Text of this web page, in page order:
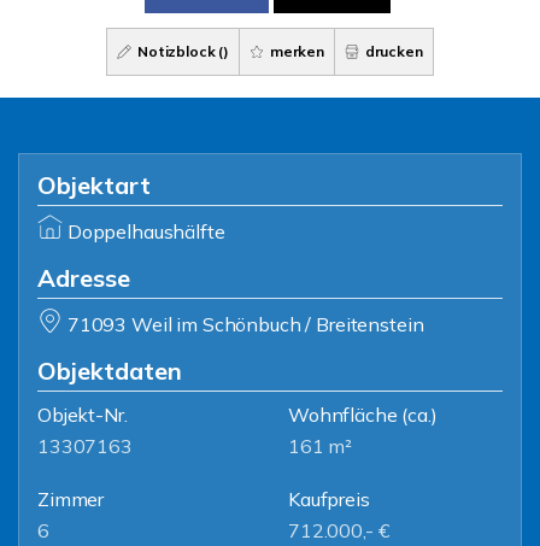
Notizblock () merken drucken
Objektart
Doppelhaushälfte
Adresse
71093 Weil im Schönbuch / Breitenstein
Objektdaten
Objekt-Nr.
13307163
Wohnfläche (ca.)
161 m²
Zimmer
6
Kaufpreis
712.000,- €